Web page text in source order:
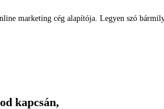
marketing cég alapítója. Legyen szó
kapcsán,